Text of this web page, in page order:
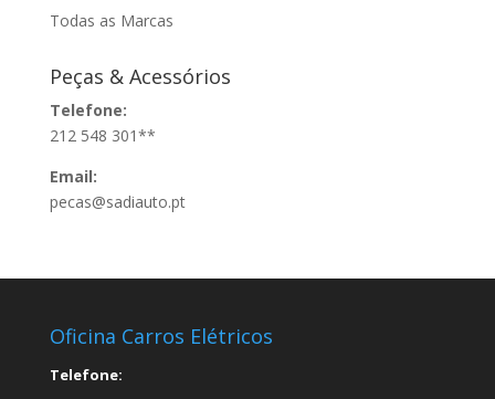
Todas as Marcas
Peças & Acessórios
Telefone:
212 548 301**
Email:
pecas@sadiauto.pt
Oficina Carros Elétricos
Telefone: